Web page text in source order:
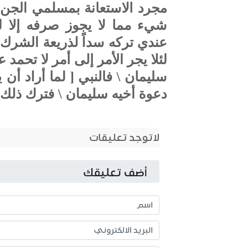
مجرد الاستعانة بمسلمي
شيء مما لا يجوز صرفه إلا
عندي تركه سداً لذريعة
لئلا يجر الأمر إلى أمر لا
سليمان \ فالنبي [ لما أراد أن
دعوة أخيه سليمان \ فترك
لاتوجد تعليقات
أضف تعليقك